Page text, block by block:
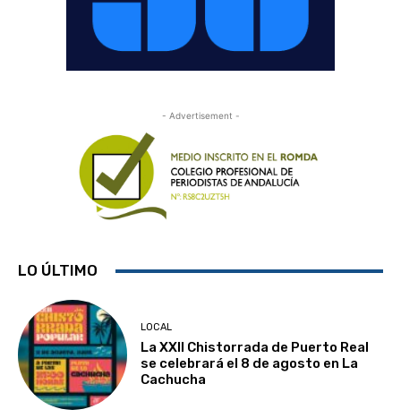
- Advertisement -
LO ÚLTIMO
LOCAL
La XXII Chistorrada de Puerto Real
se celebrará el 8 de agosto en La
Cachucha